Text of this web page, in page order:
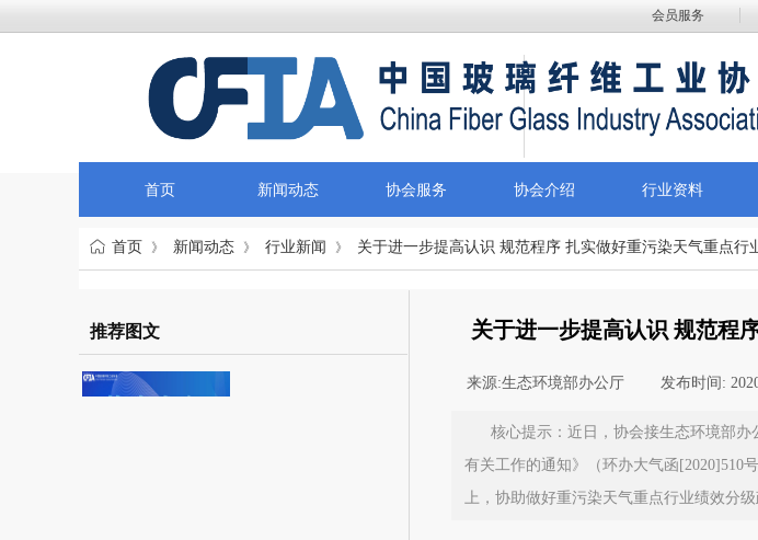
会员服务
首页 新闻动态 协会服务 协会介绍 行业资料
首页 》 新闻动态 》 行业新闻 》 关于进一步提高认识 规范程序 扎实做好重污染天气重点行
关于进一步提高认识 规范程
来源:生态环境部办公厅 发布时间:
核心提示：近日，协会接生态环境部
有关工作的通知》（环办大气函[2020]510
上，协助做好重污染天气重点行业绩效分级
推荐图文